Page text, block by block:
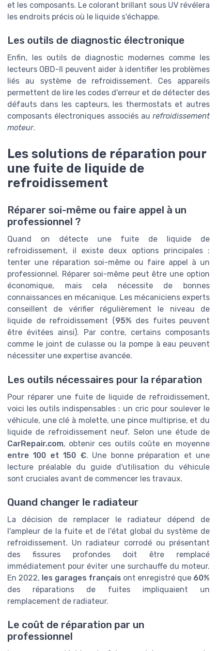
et les composants. Le colorant brillant sous UV révélera
les endroits précis où le liquide s'échappe.
Les outils de diagnostic électronique
Enfin, les outils de diagnostic modernes comme les
lecteurs OBD-II peuvent aider à identifier les problèmes
liés au système de refroidissement. Ces appareils
permettent de lire les codes d'erreur et de détecter des
défauts dans les capteurs, les thermostats et autres
composants électroniques associés au refroidissement
moteur.
Les solutions de réparation pour
une fuite de liquide de
refroidissement
Réparer soi-même ou faire appel à un
professionnel ?
Quand on détecte une fuite de liquide de
refroidissement, il existe deux options principales :
tenter une réparation soi-même ou faire appel à un
professionnel. Réparer soi-même peut être une option
économique, mais cela nécessite de bonnes
connaissances en mécanique. Les mécaniciens experts
conseillent de vérifier régulièrement le niveau de
liquide de refroidissement (95% des fuites peuvent
être évitées ainsi). Par contre, certains composants
comme le joint de culasse ou la pompe à eau peuvent
nécessiter une expertise avancée.
Les outils nécessaires pour la réparation
Pour réparer une fuite de liquide de refroidissement,
voici les outils indispensables : un cric pour soulever le
véhicule, une clé à molette, une pince multiprise, et du
liquide de refroidissement neuf. Selon une étude de
CarRepair.com, obtenir ces outils coûte en moyenne
entre 100 et 150 €. Une bonne préparation et une
lecture préalable du guide d'utilisation du véhicule
sont cruciales avant de commencer les travaux.
Quand changer le radiateur
La décision de remplacer le radiateur dépend de
l'ampleur de la fuite et de l'état global du système de
refroidissement. Un radiateur corrodé ou présentant
des fissures profondes doit être remplacé
immédiatement pour éviter une surchauffe du moteur.
En 2022, les garages français ont enregistré que 60%
des réparations de fuites impliquaient un
remplacement de radiateur.
Le coût de réparation par un
professionnel